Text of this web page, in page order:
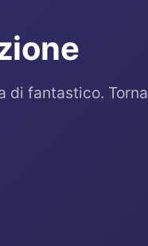
di fantastico. Torna